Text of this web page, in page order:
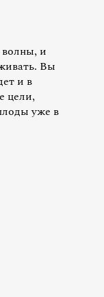
и
Вы
и в
цели,
уже в